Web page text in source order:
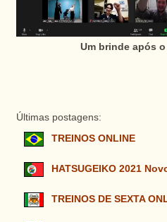
Um brinde após
Últimas postagens:
TREINOS ONLINE
HATSUGEIKO 2021
TREINOS DE SEXTA